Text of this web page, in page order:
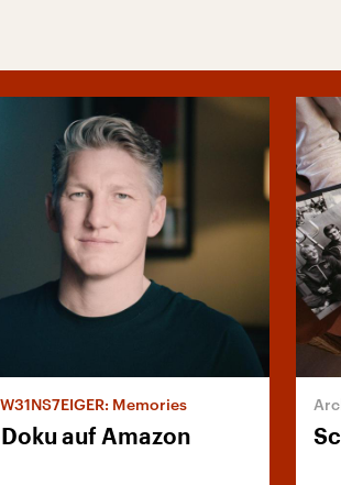
Memories
auf Amazon